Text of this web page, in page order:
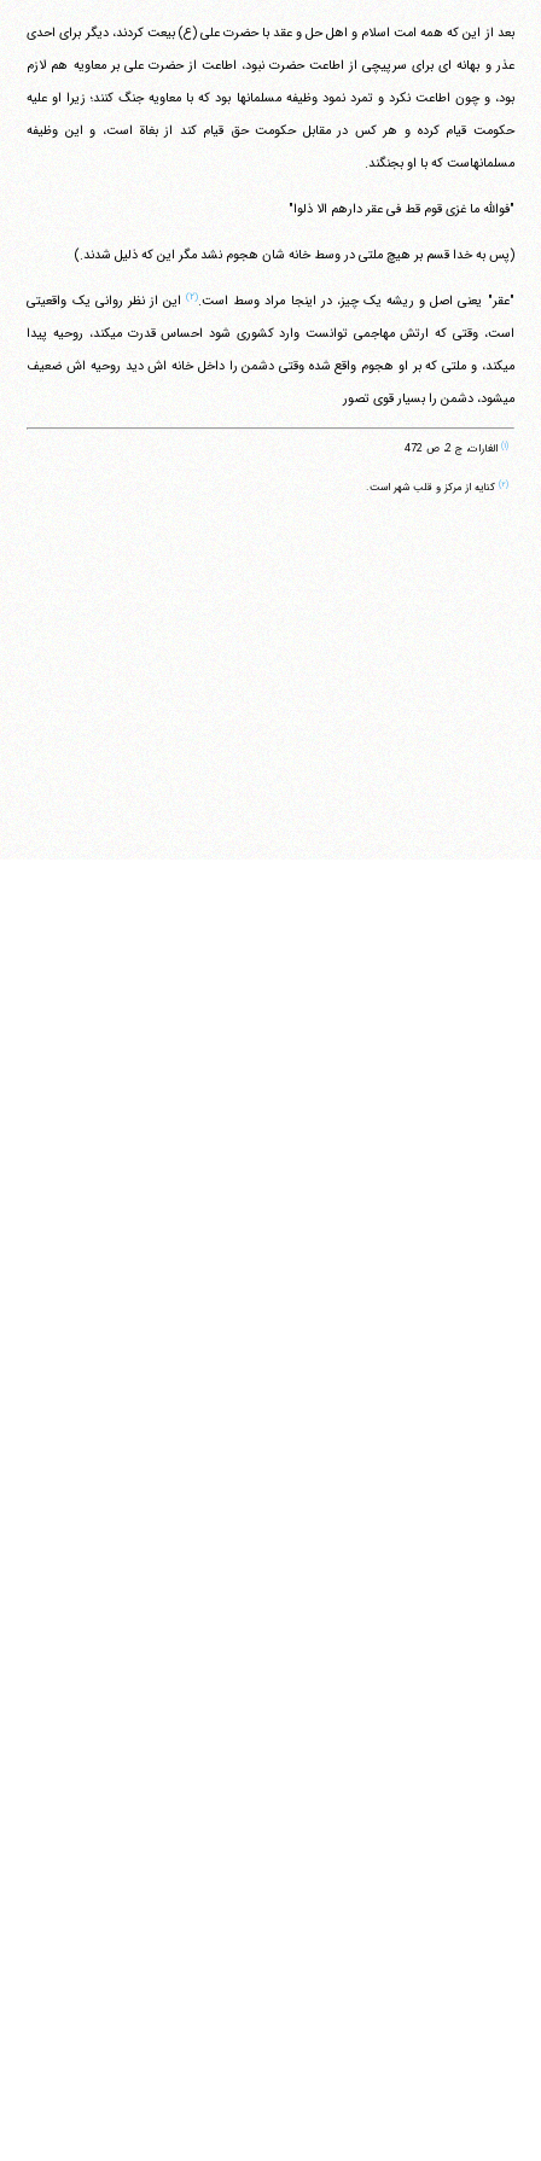
بعد از این که همه امت اسلام و اهل حل و عقد با حضرت علی (ع) بیعت کردند، دیگر برای احدی
عذر و بهانه ای برای سرپیچی از اطاعت حضرت نبود، اطاعت از حضرت علی بر معاویه هم لازم
بود، و چون اطاعت نکرد و تمرد نمود وظیفه مسلمانها بود که با معاویه جنگ کنند؛ زیرا او علیه
حکومت قیام کرده و هر کس در مقابل حکومت حق قیام کند از بغاة است، و این وظیفه
مسلمانهاست که با او بجنگند.
"فوالله ما غزی قوم قط فی عقر دارهم الا ذلوا"
(پس به خدا قسم بر هیچ ملتی در وسط خانه شان هجوم نشد مگر این که ذلیل شدند.)
"عقر" یعنی اصل و ریشه یک چیز، در اینجا مراد وسط است.(۲) این از نظر روانی یک واقعیتی
است، وقتی که ارتش مهاجمی توانست وارد کشوری شود احساس قدرت می‎کند، روحیه پیدا
می‎کند، و ملتی که بر او هجوم واقع شده وقتی دشمن را داخل خانه اش دید روحیه اش ضعیف
می‎شود، دشمن را بسیار قوی تصور
(۱) الغارات، ج 2، ص 472
(۲) کنایه از مرکز و قلب شهر است.